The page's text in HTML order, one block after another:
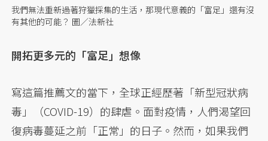
我們無法重新過著狩獵採集的生活，那現代意義的「富足」還有沒
有其他的可能？ 圖／法新社
開拓更多元的「富足」想像
寫這篇推薦文的當下，全球正經歷著「新型冠狀病
毒」（COVID-19）的肆虐。面對疫情，人們渴望回
復病毒蔓延之前「正常」的日子。然而，如果我們